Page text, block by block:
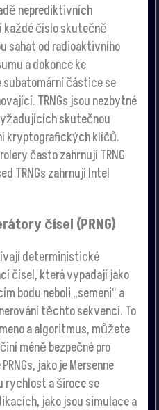
neprediktivních
číslo skutečně
sahat od radioaktivního
a dokonce ke
částice se
TRNGs jsou nezbytné
skutečnou
kryptografických klíčů.
často zahrnují TRNG
TRNGs zahrnují Intel
čísel (PRNG)
deterministické
čísel, která vypadají jako
bodu neboli „semeni“ a
těchto sekvencí. To
a algoritmus, můžete
méně bezpečné pro
jako je Mersenne
rychlost a široce se
jako jsou simulace a